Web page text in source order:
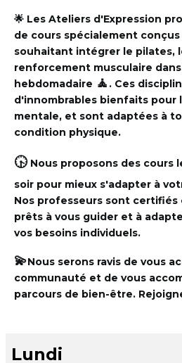
🌟 Les Ateliers d'Expression
de cours spécialement
souhaitant intégrer le pilates,
renforcement musculaire
hebdomadaire 🧘 . Ces
d'innombrables bienfaits pour
mentale, et sont adaptées à
condition physique.
🕟Nous proposons des cours
soir pour mieux s'adapter à
Nos professeurs sont
prêts à vous guider et à
vos besoins individuels.
💫Nous serons ravis de vous
communauté et de vous
parcours de bien-être.
Lundi